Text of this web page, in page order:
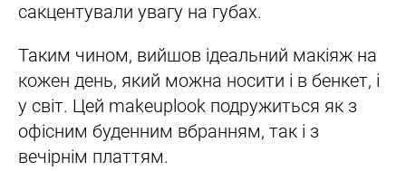
сакцентували увагу на губах.
Таким чином, вийшов ідеальний макіяж на
кожен день, який можна носити і в бенкет, і
у світ. Цей makeuplook подружиться як з
офісним буденним вбранням, так і з
вечірнім платтям.